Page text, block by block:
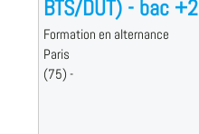
BTS/DUT) - bac +2
Formation en alternance
Paris
(75) -